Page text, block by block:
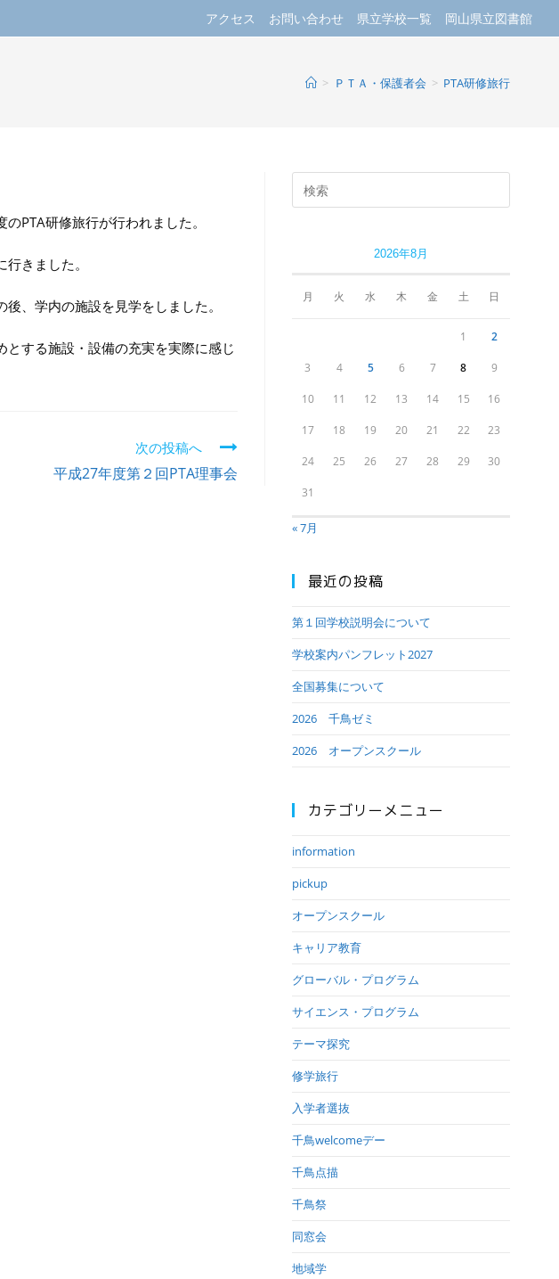
アクセス お問い合わせ 県立学校一覧 岡山県立図書館
> ＰＴＡ・保護者会 > PTA研修旅行
PTA研修旅行が行われました。
きました。
、学内の施設を見学をしました。
する施設・設備の充実を実際に感じ
次の投稿へ
平成27年度第２回PTA理事会
2026年8月
月 火 水 木 金 土 日
1 2
3 4 5 6 7 8 9
10 11 12 13 14 15 16
17 18 19 20 21 22 23
24 25 26 27 28 29 30
31
« 7月
最近の投稿
第１回学校説明会について
学校案内パンフレット2027
全国募集について
2026 千鳥ゼミ
2026 オープンスクール
カテゴリーメニュー
information
pickup
オープンスクール
キャリア教育
グローバル・プログラム
サイエンス・プログラム
テーマ探究
修学旅行
入学者選抜
千鳥welcomeデー
千鳥点描
千鳥祭
同窓会
地域学